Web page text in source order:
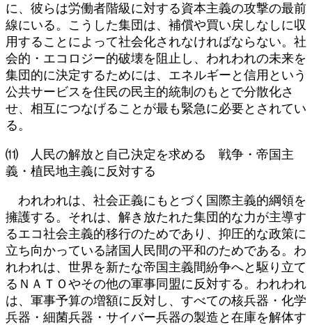
に、彼らは労働者階級に対する資本主義の攻撃の最前
線にいる。こうした集団は、補償や買い戻しなしに収
用することによって社会化されなければならない。社
会的・エコロジー的破壊を阻止し、われわれの未来を
集団的に決定するためには、エネルギーと信用という
公共サービスを住民の民主的統制のもとで分散化さ
せ、相互につなげることが最も緊急に必要とされてい
る。
⑾ 人民の解放と自己決定を求める 戦争・帝国主
義・植民地主義に反対する
われわれは、社会正義にもとづく国際主義的綱領を
擁護する。それは、解き放たれた集団的な力が主導す
るエコ社会主義的移行のためであり、抑圧的な政策に
立ち向かっている諸国人民間の平和のためである。わ
れわれは、世界を新たな帝国主義間紛争へと駆り立て
るＮＡＴＯやその他の軍事同盟に反対する。われわれ
は、軍事予算の増額に反対し、すべての核兵器・化学
兵器・細菌兵器・サイバー兵器の製造と在庫を解体す